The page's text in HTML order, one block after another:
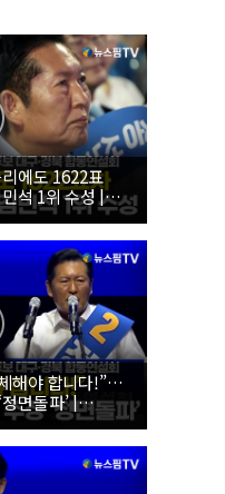
에도 1622표
석 1위 수성 |
표·최고위원 후
해야 합니다!”…
면돌파’ |
표·최고위원 후